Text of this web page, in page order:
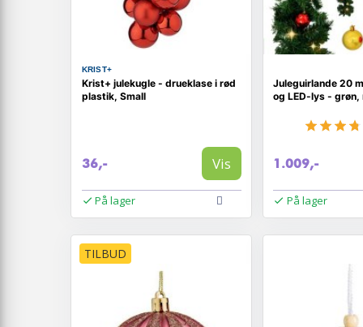
KRIST+
Krist+ julekugle - drueklase i rød
plastik, Small
36,- Vis
På lager
Juleguirlande 20
og LED-lys - grøn,
1.009,-
På lager
TILBUD